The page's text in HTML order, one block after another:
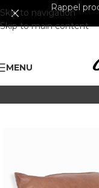
Skip to navigation
Skip to main content
Rappel
MENU